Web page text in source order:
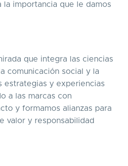
la importancia que le damos
que integra las ciencias
comunicación social y la
estrategias y experiencias
a las marcas con
y formamos alianzas para
valor y responsabilidad